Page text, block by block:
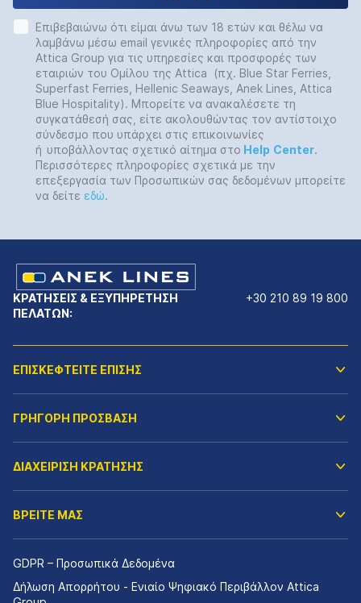
Επιβεβαιώνω ότι είμαι άνω των 18 ετών και θέλω να
λαμβάνω μέσω email γενικές πληροφορίες από την
Attica Group για τις υπηρεσίες και προσφορές των
εταιριών του Ομίλου της Attica (πχ. Blue Star Ferries,
Superfast Ferries, Hellenic Seaways, Anek Lines, Attica
Blue Hospitality). Μπορείτε να ανακαλέσετε τη
συγκατάθεσή σας, είτε ακολουθώντας τον αντίστοιχο
σύνδεσμο που υπάρχει στις επικοινωνίες
ή υποβάλλοντας σχετικό αίτημα στο Help Center.
Περισσότερες πληροφορίες σχετικά με την
επεξεργασία των Προσωπικών σας δεδομένων μπορείτε
να δείτε εδώ.
ΚΡΑΤΗΣΕΙΣ & ΕΞΥΠΗΡΕΤΗΣΗ
ΠΕΛΑΤΩΝ:
+30 210 89 19 800
ΕΠΙΣΚΕΦΤΕΙΤΕ ΕΠΙΣΗΣ
ΓΡΗΓΟΡΗ ΠΡΟΣΒΑΣΗ
ΔΙΑΧΕΙΡΙΣΗ ΚΡΑΤΗΣΗΣ
ΒΡΕΙΤΕ ΜΑΣ
GDPR – Προσωπικά Δεδομένα
Δήλωση Απορρήτου - Ενιαίο Ψηφιακό Περιβάλλον Attica